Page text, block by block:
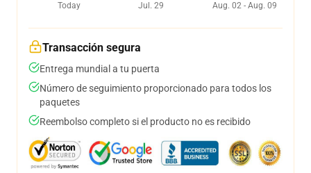
Today
Jul. 29
Aug. 02 - Aug. 09
Transacción segura
Entrega mundial a tu puerta
Número de seguimiento proporcionado para todos los
paquetes
Reembolso completo si el producto no es recibido